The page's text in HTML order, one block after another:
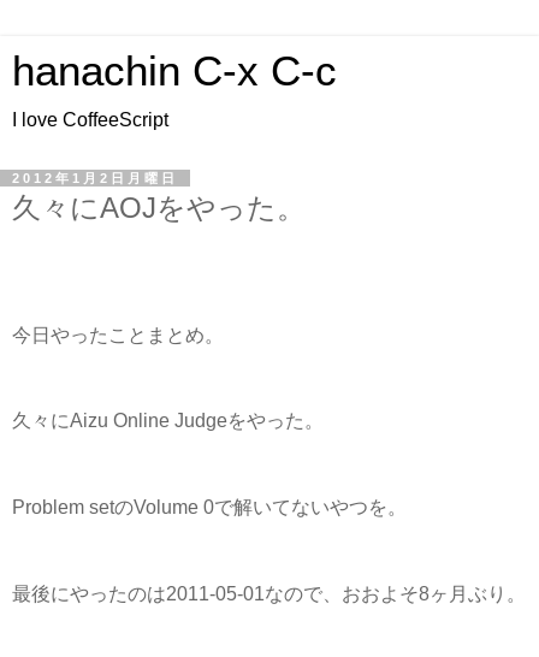
hanachin C-x C-c
I love CoffeeScript
2012年1月2日月曜日
久々にAOJをやった。
今日やったことまとめ。
久々にAizu Online Judgeをやった。
Problem setのVolume 0で解いてないやつを。
最後にやったのは2011-05-01なので、おおよそ8ヶ月ぶり。